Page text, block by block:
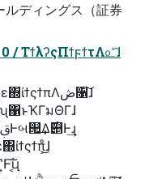
ルディングス（証券
/ ΤϯλʔςΠϯϝϯτΛ௨ͯ͡ɺ